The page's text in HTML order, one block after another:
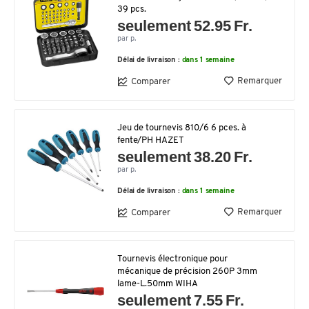
39 pcs.
seulement 52.95 Fr.
par p.
Délai de livraison : dans 1 semaine
Comparer Remarquer
Jeu de tournevis 810/6 6 pces. à
fente/PH HAZET
seulement 38.20 Fr.
par p.
Délai de livraison : dans 1 semaine
Comparer Remarquer
Tournevis électronique pour
mécanique de précision 260P 3mm
lame-L.50mm WIHA
seulement 7.55 Fr.